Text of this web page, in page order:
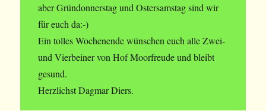
aber Gründonnerstag und Ostersamstag sind wir
für euch da:-)
Ein tolles Wochenende wünschen euch alle Zwei-
und Vierbeiner von Hof Moorfreude und bleibt
gesund.
Herzlichst Dagmar Diers.